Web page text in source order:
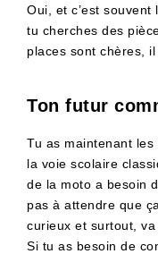
Oui, et c’est
tu cherches des
places sont chères,
Ton futur
Tu as maintenant
la voie scolaire
de la moto a besoin
pas à attendre que
curieux et surtout,
Si tu as besoin de